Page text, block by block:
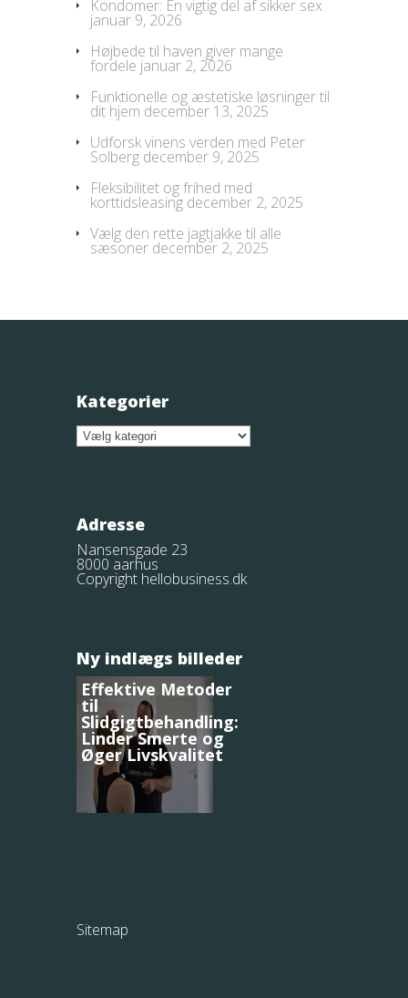
Kondomer: En vigtig del af sikker sex
januar 9, 2026
Højbede til haven giver mange
fordele januar 2, 2026
Funktionelle og æstetiske løsninger til
dit hjem december 13, 2025
Udforsk vinens verden med Peter
Solberg december 9, 2025
Fleksibilitet og frihed med
korttidsleasing december 2, 2025
Vælg den rette jagtjakke til alle
sæsoner december 2, 2025
Kategorier
Kategorier
Adresse
Nansensgade 23
8000 aarhus
Copyright hellobusiness.dk
Ny indlægs billeder
Effektive Metoder
til
Slidgigtbehandling:
Linder Smerte og
Øger Livskvalitet
Sitemap